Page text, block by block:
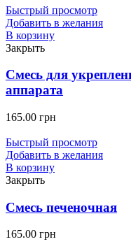
Быстрый просмотр
Добавить в желания
В корзину
Закрыть
Смесь для
аппарата
165.00 грн
Быстрый просмотр
Добавить в желания
В корзину
Закрыть
Смесь печеночная
165.00 грн